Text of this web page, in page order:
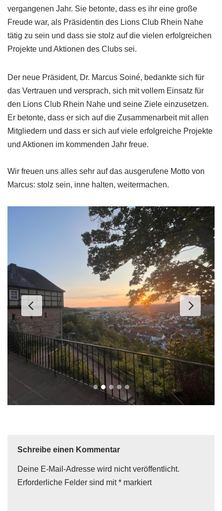
vergangenen Jahr. Sie betonte, dass es ihr eine große
Freude war, als Präsidentin des Lions Club Rhein Nahe
tätig zu sein und dass sie stolz auf die vielen erfolgreichen
Projekte und Aktionen des Clubs sei.
Der neue Präsident, Dr. Marcus Soiné, bedankte sich für
das Vertrauen und versprach, sich mit vollem Einsatz für
den Lions Club Rhein Nahe und seine Ziele einzusetzen.
Er betonte, dass er sich auf die Zusammenarbeit mit allen
Mitgliedern und dass er sich auf viele erfolgreiche Projekte
und Aktionen im kommenden Jahr freue.
Wir freuen uns alles sehr auf das ausgerufene Motto von
Marcus: stolz sein, inne halten, weitermachen.
Schreibe einen Kommentar
Deine E-Mail-Adresse wird nicht veröffentlicht.
Erforderliche Felder sind mit* markiert